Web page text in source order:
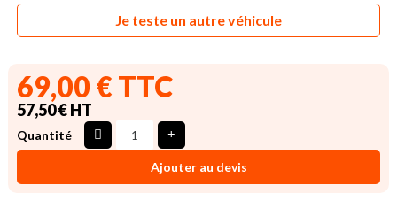
Je teste un autre véhicule
69,00 € TTC
57,50 € HT
Quantité
Ajouter au devis